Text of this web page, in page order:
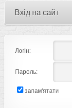
Вхід на сайт
Логін:
Пароль:
запам'ятати